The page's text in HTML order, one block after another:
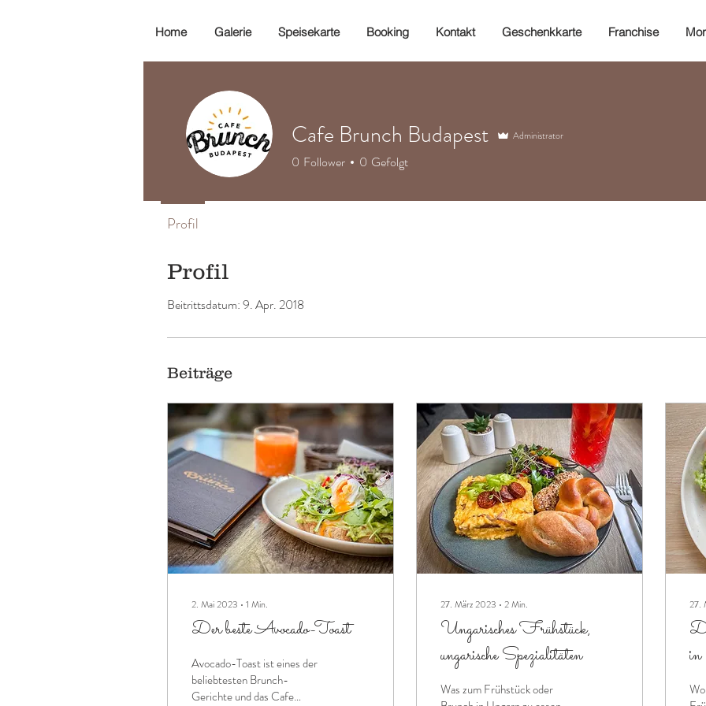
Profil
Beitrittsdatum: 9. Apr. 2018
Beiträge
2. Mai 2023 ∙ 1 Min.
Der beste Avocado-Toast
Avocado-Toast ist eines der
beliebtesten Brunch-
Gerichte und das Cafe
27. März 2023 ∙ 2Min.
Ungarisches Frühstück,
ungarische Spezialitäten
Was zum Frühstück oder
27.
in
Cafe Brunch Budapest Administrator
0 Follower 0 Gefolgt
Profil
Home Galerie Speisekarte Booking Kontakt Geschenkkarte Franchise